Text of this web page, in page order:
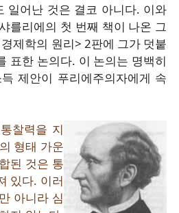
일어난 것은 결코 아니다. 이와
를리에의 첫 번째 책이 나온 그
제학의 원리> 2판에 그가 덧붙
표한 논의다. 이 논의는 명백히
제안이 푸리에주의자에게 속
찰력을 지
형태 가운
된 것은 통
있다. 이러
아니라 심